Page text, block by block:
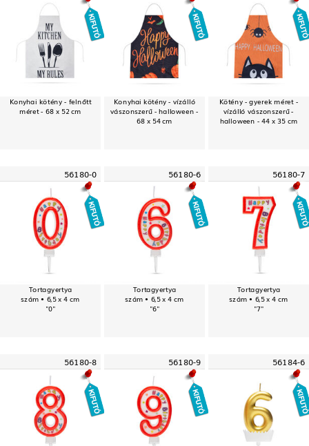
Konyhai kötény - felnőtt
méret - 68 x 52 cm
Konyhai kötény - vízálló
vászonszerű - halloween -
68 x 54 cm
Kötény - gyerek méret -
vízálló vászonszerű -
halloween - 44 x 35 cm
56180-0
Tortagyertya
szám • 6,5 x 4 cm
"0"
56180-6
Tortagyertya
szám • 6,5 x 4 cm
"6"
56180-7
Tortagyertya
szám • 6,5 x 4 cm
"7"
56180-8 56180-9 56184-6